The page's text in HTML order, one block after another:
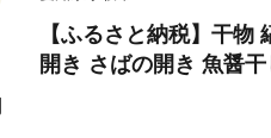
【ふるさと納税】干物
開き さばの開き 魚醤
め合わせ 魚 おかず 肉
魚 縞ホッケ ジョイフ